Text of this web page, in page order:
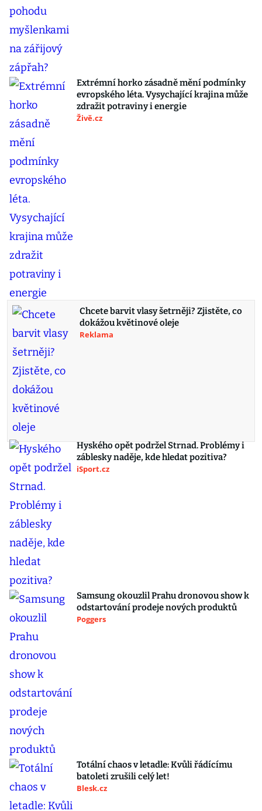
Extrémní horko zásadně mění podmínky
evropského léta. Vysychající krajina může
zdražit potraviny i energie
Živě.cz
Chcete barvit vlasy šetrněji? Zjistěte, co
dokážou květinové oleje
Reklama
Hyského opět podržel Strnad. Problémy i
záblesky naděje, kde hledat pozitiva?
iSport.cz
Samsung okouzlil Prahu dronovou show k
odstartování prodeje nových produktů
Poggers
Totální chaos v letadle: Kvůli řádícímu
batoleti zrušili celý let!
Blesk.cz